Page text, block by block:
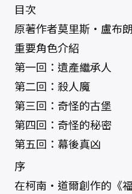
目次
原著作者莫里斯‧盧布
重要角色介紹
第一回：遺產繼承人
第二回：殺人魔
第三回：奇怪的古堡
第四回：奇怪的秘密
第五回：幕後真凶
序
在柯南‧道爾創作的《